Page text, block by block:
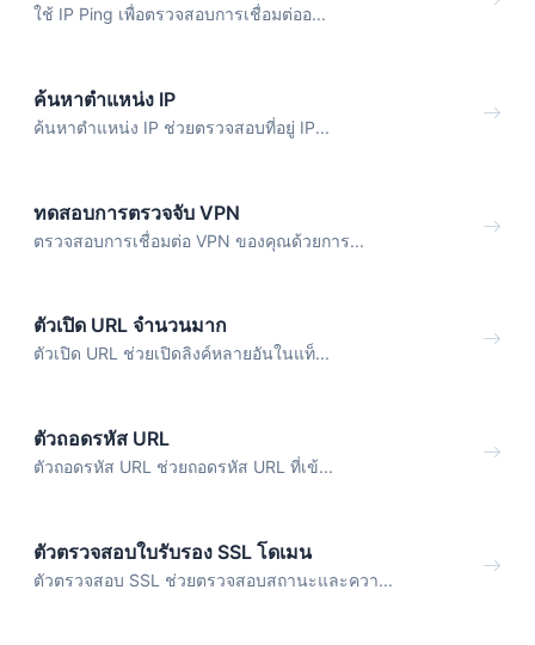
ใช้ IP Ping เพื่อตรวจสอบการเชื่อมต่ออ...
ค้นหาตำแหน่ง IP
ค้นหาตำแหน่ง IP ช่วยตรวจสอบที่อยู่ IP...
ทดสอบการตรวจจับ VPN
ตรวจสอบการเชื่อมต่อ VPN ของคุณด้วยการ...
ตัวเปิด URL จำนวนมาก
ตัวเปิด URL ช่วยเปิดลิงค์หลายอันในแท็...
ตัวถอดรหัส URL
ตัวถอดรหัส URL ช่วยถอดรหัส URL ที่เข้...
ตัวตรวจสอบใบรับรอง SSL โดเมน
ตัวตรวจสอบ SSL ช่วยตรวจสอบสถานะและควา...